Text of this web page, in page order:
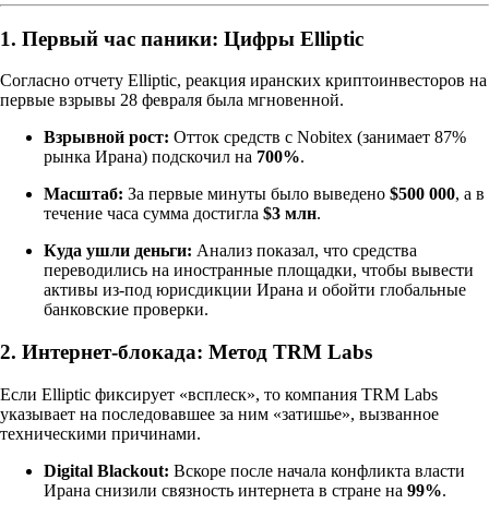
1. Первый час паники: Цифры Elliptic
Согласно отчету Elliptic, реакция иранских криптоинвесторов на
первые взрывы 28 февраля была мгновенной.
Взрывной рост: Отток средств с Nobitex (занимает 87%
рынка Ирана) подскочил на 700%.
Масштаб: За первые минуты было выведено $500 000, а в
течение часа сумма достигла $3 млн.
Куда ушли деньги: Анализ показал, что средства
переводились на иностранные площадки, чтобы вывести
активы из-под юрисдикции Ирана и обойти глобальные
банковские проверки.
2. Интернет-блокада: Метод TRM Labs
Если Elliptic фиксирует «всплеск», то компания TRM Labs
указывает на последовавшее за ним «затишье», вызванное
техническими причинами.
Digital Blackout: Вскоре после начала конфликта власти
Ирана снизили связность интернета в стране на 99%.